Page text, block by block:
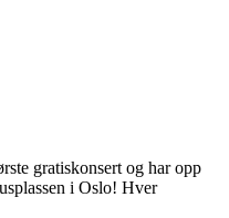
gratiskonsert og har opp
i Oslo! Hver